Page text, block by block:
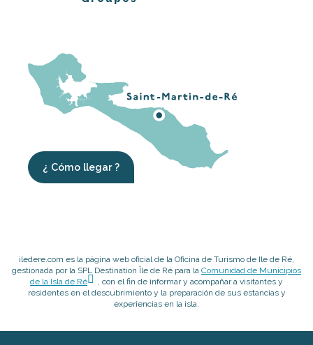
¿ Cómo llegar ?
iledere.com es la página web oficial de la Oficina de Turismo de Ile de Ré,
gestionada por la SPL Destination Île de Ré para la Comunidad de Municipios
de la Isla de Ré
, con el fin de informar y acompañar a visitantes y
residentes en el descubrimiento y la preparación de sus estancias y
experiencias en la isla.